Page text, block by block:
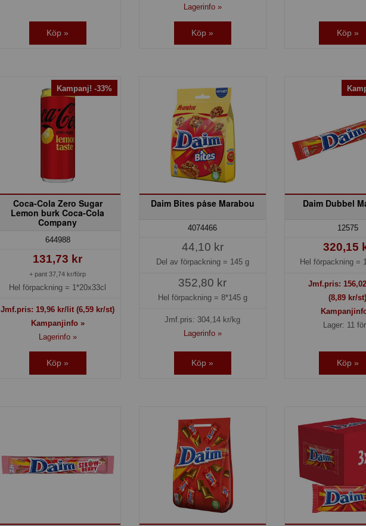
Köp »
Lagerinfo »
Köp » Köp »
Kampanj! -33%
Coca-Cola Zero Sugar
Lemon burk Coca-Cola
Company
644988
131,73 kr
+ pant 37,74 kr/förp
Hel förpackning = 1*20x33cl
Jmf.pris: 19,96 kr/lit(6,59 kr/st)
Kampanjinfo »
Lagerinfo »
Köp »
Daim Bites påse Marabou
4074466
44,10 kr
Del av förpackning = 145 g
352,80 kr
Hel förpackning = 8*145 g
Jmf.pris: 304,14 kr/kg
Lagerinfo »
Köp »
Daim Dubbel
12575
320,15
Hel förpackning =
Jmf.pris: 156,02
(8,89 kr/st)
Lager: 11
Köp »